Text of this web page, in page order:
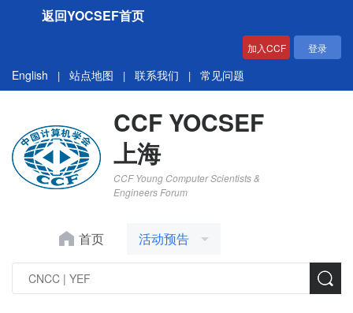
返回YOCSEF首页
加入CCF 登录
English | 站点地图 | 联系我们 | 常见问题
CCF YOCSEF
上海
CCF Young Computer Scientists &
Engineers Forum
首页 活动预告